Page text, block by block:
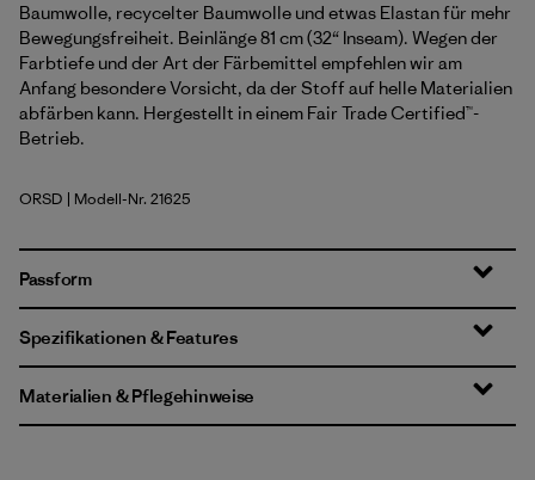
Baumwolle, recycelter Baumwolle und etwas Elastan für mehr
Bewegungsfreiheit. Beinlänge 81 cm (32“ Inseam). Wegen der
Farbtiefe und der Art der Färbemittel empfehlen wir am
Anfang besondere Vorsicht, da der Stoff auf helle Materialien
abfärben kann. Hergestellt in einem Fair Trade Certified™-
Betrieb.
Original Standard
ORSD | Modell-Nr. 21625
Passform
Spezifikationen & Features
Materialien & Pflegehinweise